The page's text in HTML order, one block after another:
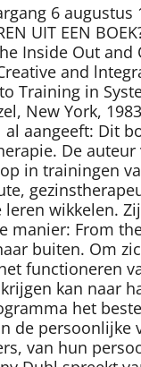
6 augustus
UIT EEN
Inside Out and
and
Training in
New York,
aangeeft: Dit
De
in trainingen
leren wikkelen.
manier: From
buiten. Om
functioneren
kan naar
het
de persoonlijke
van hun